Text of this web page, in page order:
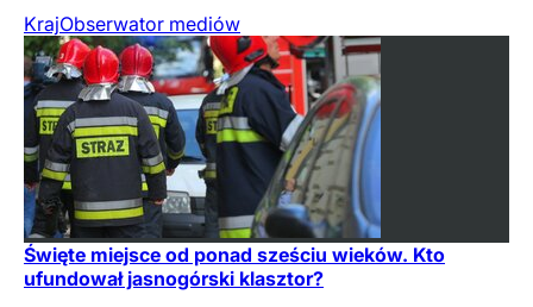
KrajObserwator mediów
Święte miejsce od ponad sześciu wieków. Kto
ufundował jasnogórski klasztor?